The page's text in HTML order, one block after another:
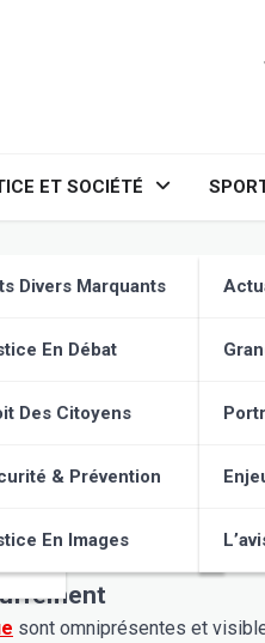
ET SOCIÉTÉ
Divers Marquants
En Débat
Des Citoyens
& Prévention
En Images
aux premières loges pour
notre présent et conditionne
le réchauffement
de saisir l’ampleur et la
de comprendre les
sont omniprésentes et